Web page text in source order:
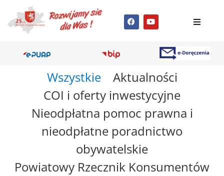
Wszystkie
Aktualności
COI i oferty inwestycyjne
Nieodpłatna pomoc prawna i
nieodpłatne poradnictwo
obywatelskie
Powiatowy Rzecznik Konsumentów